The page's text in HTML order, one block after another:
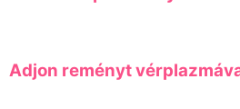
Adjon reményt